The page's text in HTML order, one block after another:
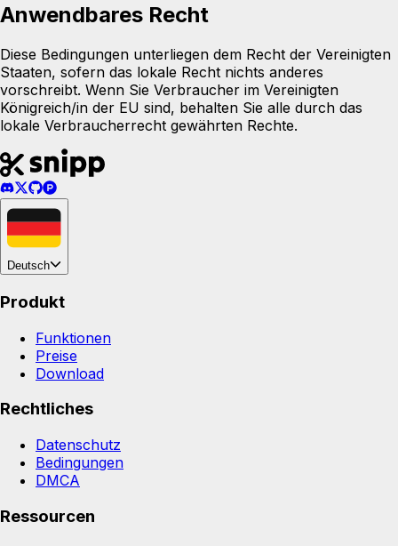
Anwendbares Recht
Diese Bedingungen unterliegen dem Recht der Vereinigten
Staaten, sofern das lokale Recht nichts anderes
vorschreibt. Wenn Sie Verbraucher im Vereinigten
Königreich/in der EU sind, behalten Sie alle durch das
lokale Verbraucherrecht gewährten Rechte.
Deutsch
Produkt
Funktionen
Preise
Download
Rechtliches
Datenschutz
Bedingungen
DMCA
Ressourcen